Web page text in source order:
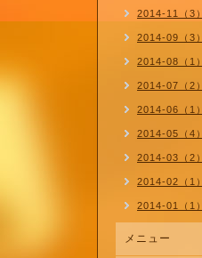
2014-11（3）
2014-09（3）
2014-08（1）
2014-07（2）
2014-06（1）
2014-05（4）
2014-03（2）
2014-02（1）
2014-01（1）
メニュー